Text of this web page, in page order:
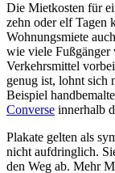
Die Mietkosten für
zehn oder elf Tagen
Wohnungsmiete
wie viele Fußgänger
Verkehrsmittel
genug ist, lohnt sich
Beispiel
Converse innerhalb
Plakate gelten als
nicht aufdringlich.
den Weg ab. Mehr